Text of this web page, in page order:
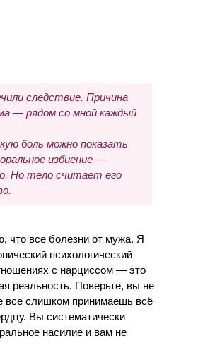
следствие. Причина
— рядом со мной каждый
боль можно показать
избиение —
Но тело считает его
что все болезни от мужа. Я
психологический
с нарциссом — это
реальность. Поверьте, вы не
все слишком принимаешь всё
Вы систематически
насилие и вам не